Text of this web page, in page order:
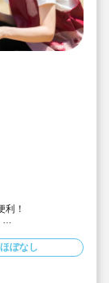
！
お仕事後のフォ
します。
務内容に不安が
ぼなし